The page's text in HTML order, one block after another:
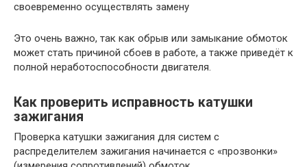
своевременно осуществлять замену
Это очень важно, так как обрыв или замыкание обмоток
может стать причиной сбоев в работе, а также приведёт к
полной неработоспособности двигателя.
Как проверить исправность катушки
зажигания
Проверка катушки зажигания для систем с
распределителем зажигания начинается с «прозвонки»